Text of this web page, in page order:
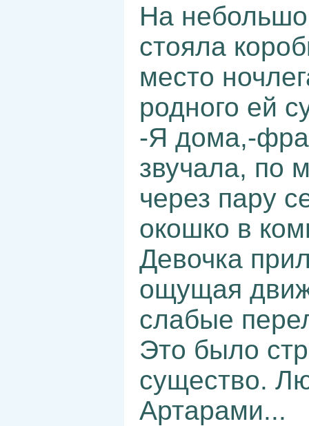
На
стояла
место
родного ей
-Я дома,-
звучала, по
через пару
окошко в
Девочка
ощущая
слабые
Это было
существо.
Артарами...